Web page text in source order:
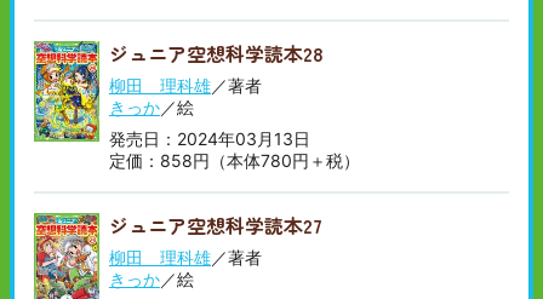
ジュニア空想科学読本28
柳田 理科雄／著者
きっか／絵
発売日：2024年03月13日
定価：858円（本体780円＋税）
ジュニア空想科学読本27
柳田 理科雄／著者
きっか／絵